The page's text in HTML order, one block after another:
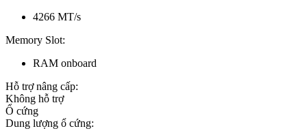
4266 MT/s
Memory Slot:
RAM onboard
Hỗ trợ nâng cấp:
Không hỗ trợ
Ổ cứng
Dung lượng ổ cứng: